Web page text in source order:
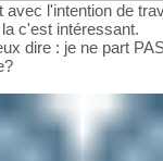
avec l'intention de
c'est intéressant.
dire : je ne part